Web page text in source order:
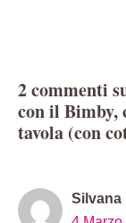
2 commenti
con il Bimby,
tavola (con
Silvana